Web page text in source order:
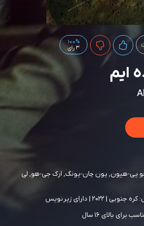
100%
3 رای
ایم
یی-هیون, یون چان-یونگ, ارک جی-هو, لی
برای بالای ۱۶ سال